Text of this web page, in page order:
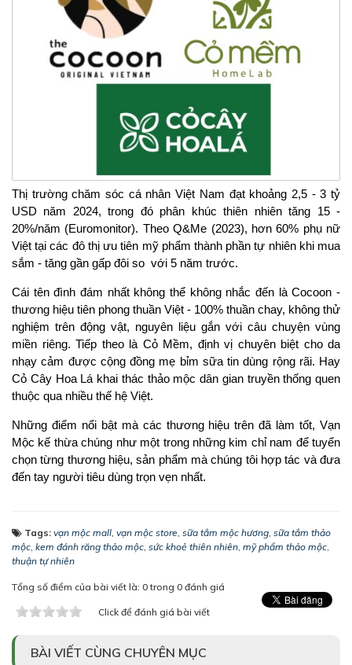
Thị trường chăm sóc cá nhân Việt Nam đạt khoảng 2,5 - 3 tỷ
USD năm 2024, trong đó phân khúc thiên nhiên tăng 15 -
20%/năm (Euromonitor). Theo Q&Me (2023), hơn 60% phụ nữ
Việt tại các đô thị ưu tiên mỹ phẩm thành phần tự nhiên khi mua
sắm - tăng gần gấp đôi so  với 5 năm trước.
Cái tên đình đám nhất không thể không nhắc đến là Cocoon -
thương hiệu tiên phong thuần Việt - 100% thuần chay, không thử
nghiệm trên động vật, nguyên liệu gắn với câu chuyện vùng
miền riêng. Tiếp theo là Cỏ Mềm, định vị chuyên biệt cho da
nhạy cảm được cộng đồng mẹ bỉm sữa tin dùng rộng rãi. Hay
Cỏ Cây Hoa Lá khai thác thảo mộc dân gian truyền thống quen
thuộc qua nhiều thế hệ Việt.
Những điểm nổi bật mà các thương hiệu trên đã làm tốt, Vạn
Mộc kế thừa chúng như một trong những kim chỉ nam để tuyển
chọn từng thương hiệu, sản phẩm mà chúng tôi hợp tác và đưa
đến tay người tiêu dùng trọn vẹn nhất.
Tags: vạn mộc mall, vạn mộc store, sữa tắm mộc hương, sữa tắm thảo
mộc, kem đánh răng thảo mộc, sức khoẻ thiên nhiên, mỹ phẩm thảo mộc,
thuận tự nhiên
Tổng số điểm của bài viết là: 0 trong 0 đánh giá
Click để đánh giá bài viết
BÀI VIẾT CÙNG CHUYÊN MỤC